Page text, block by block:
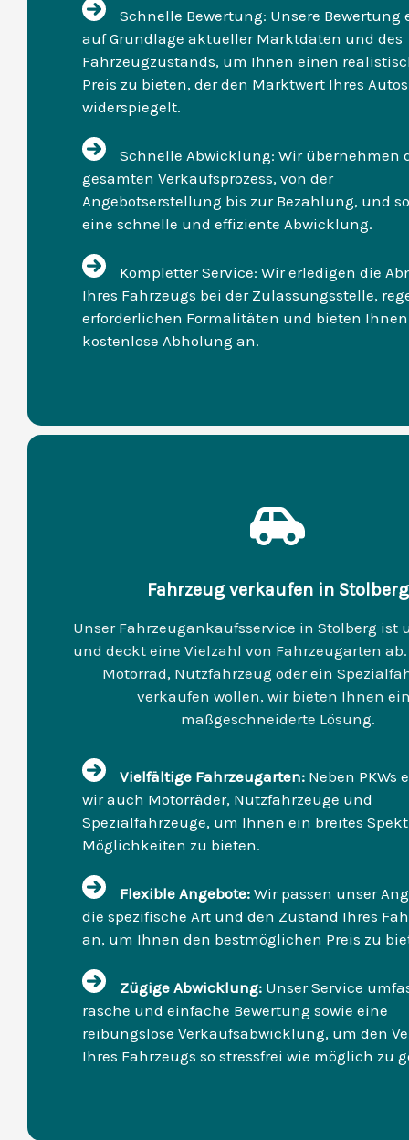
Schnelle Bewertung: Unsere Bewertung
auf Grundlage aktueller Marktdaten und des
Fahrzeugzustands, um Ihnen einen
Preis zu bieten, der den Marktwert Ihres Autos
widerspiegelt.
Schnelle Abwicklung: Wir übernehmen
gesamten Verkaufsprozess, von der
Angebotserstellung bis zur Bezahlung, und
eine schnelle und effiziente Abwicklung.
Kompletter Service: Wir erledigen die
Ihres Fahrzeugs bei der Zulassungsstelle,
erforderlichen Formalitäten und bieten
kostenlose Abholung an.
Fahrzeug verkaufen in Stolberg
Unser Fahrzeugankaufsservice in Stolberg ist
und deckt eine Vielzahl von Fahrzeugarten ab.
Motorrad, Nutzfahrzeug oder ein
verkaufen wollen, wir bieten Ihnen
maßgeschneiderte Lösung.
Vielfältige Fahrzeugarten: Neben PKWs
wir auch Motorräder, Nutzfahrzeuge und
Spezialfahrzeuge, um Ihnen ein breites
Möglichkeiten zu bieten.
Flexible Angebote: Wir passen unser
die spezifische Art und den Zustand Ihres
an, um Ihnen den bestmöglichen Preis zu
Zügige Abwicklung: Unser Service
rasche und einfache Bewertung sowie eine
reibungslose Verkaufsabwicklung, um den
Ihres Fahrzeugs so stressfrei wie möglich zu